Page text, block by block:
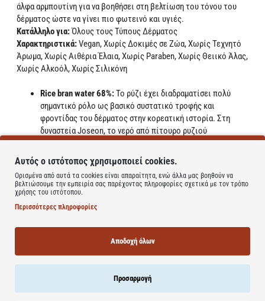
άλφα αρμπουτίνη για να βοηθήσει στη βελτίωση του τόνου του
δέρματος ώστε να γίνει πιο φωτεινό και υγιές.
Κατάλληλο για:Όλους τους Τύπους Δέρματος
Χαρακτηριστικά:Vegan, Χωρίς Δοκιμές σε Ζώα, Χωρίς Τεχνητό
Άρωμα, Χωρίς Αιθέρια Έλαια, Χωρίς Paraben, Χωρίς Θειικό Άλας,
Χωρίς Αλκοόλ, Χωρίς Σιλικόνη
Rice bran water 68%:Το ρύζι έχει διαδραματίσει πολύ
σημαντικό ρόλο ως βασικό συστατικό τροφής και
φροντίδας του δέρματος στην κορεατική ιστορία. Στη
δυναστεία Joseon, το νερό από πίτουρο ρυζιού
χρησιμοποιήθηκε όπως η σημερινή τονωτική λοσιόν και
ονομαζόταν Beauty Water, για όμορφο δέρμα. Το πίτουρο
ρυζιού είναι πλούσιο σε αμινοξέα και μέταλλα, βοηθώντας
στην ενυδάτωση του ξηρού δέρματος.
Alpha-Arbutin 2%:
τη δραστηριότητα της τυροσινάσης που περιορίζει την
γνωστό ότι έχει 10 φορές μεγαλύτερη επίδραση από την
κανονική βήτα-αρμπουτίνη.
Εφαρμόστε 2-3 σταγόνες ορού στο πρόσωπο. Ταμπονάρετε απαλά
για να βοηθήσετε στην απορρόφηση.
Αυτός ο ιστότοπος χρησιμοποιεί cookies.
Ορισμένα από αυτά τα cookies είναι απαραίτητα, ενώ άλλα μας βοηθούν να
βελτιώσουμε την εμπειρία σας παρέχοντας πληροφορίες σχετικά με τον τρόπο
χρήσης του ιστότοπου.
Περισσότερες πληροφορίες
Αποδοχή όλων
Προσαρμογή